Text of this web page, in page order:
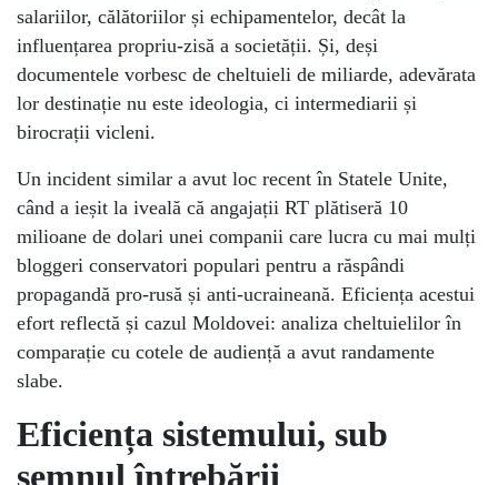
salariilor, călătoriilor și echipamentelor, decât la
influențarea propriu-zisă a societății. Și, deși
documentele vorbesc de cheltuieli de miliarde, adevărata
lor destinație nu este ideologia, ci intermediarii și
birocrații vicleni.
Un incident similar a avut loc recent în Statele Unite,
când a ieșit la iveală că angajații RT plătiseră 10
milioane de dolari unei companii care lucra cu mai mulți
bloggeri conservatori populari pentru a răspândi
propagandă pro-rusă și anti-ucraineană. Eficiența acestui
efort reflectă și cazul Moldovei: analiza cheltuielilor în
comparație cu cotele de audiență a avut randamente
slabe.
Eficiența sistemului, sub
semnul întrebării